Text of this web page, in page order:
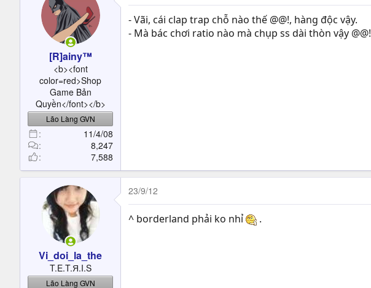
[R]ainy™
<b><font
color=red>Shop
Game Bản
Quyền</font></b>
Lão Làng GVN
11/4/08
8,247
7,588
- Vãi, cái clap trap chỗ nào thế @@!, hàng độc vậy.
- Mà bác chơi ratio nào mà chụp ss dài thòn vậy @@!
Vi_doi_la_the
T.E.T.Я.I.S
Lão Làng GVN
23/9/12
^ borderland phải ko nhỉ .